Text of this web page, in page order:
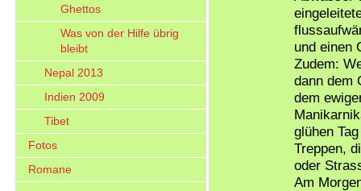
Ghettos
Was von der Hilfe übrig
bleibt
Nepal 2013
Indien 2009
Tibet
Fotos
Romane
und einen
Zudem:
dann dem
dem
glühen
Treppen,
oder
Am